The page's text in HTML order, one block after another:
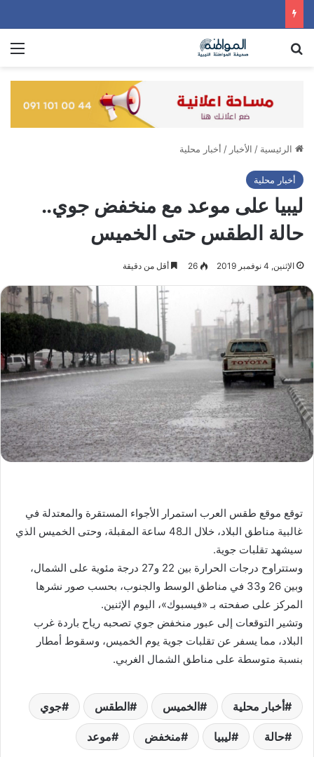
الرئيسية / الأخبار / أخبار محلية
أخبار محلية
ليبيا على موعد مع منخفض جوي..
حالة الطقس حتى الخميس
الإثنين, 4 نوفمبر 2019 26 أقل من دقيقة
توقع موقع طقس العرب استمرار الأجواء المستقرة والمعتدلة في
غالبية مناطق البلاد، خلال الـ48 ساعة المقبلة، وحتى الخميس الذي
سيشهد تقلبات جوية.
وستتراوح درجات الحرارة بين 22 و27 درجة مئوية على الشمال،
وبين 26 و33 في مناطق الوسط والجنوب، بحسب صور نشرها
المركز على صفحته بـ «فيسبوك»، اليوم الإثنين.
وتشير التوقعات إلى عبور منخفض جوي تصحبه رياح باردة غرب
البلاد، مما يسفر عن تقلبات جوية يوم الخميس، وسقوط أمطار
بنسبة متوسطة على مناطق الشمال الغربي.
أخبار محلية الخميس الطقس جوي
حالة ليبيا منخفض موعد